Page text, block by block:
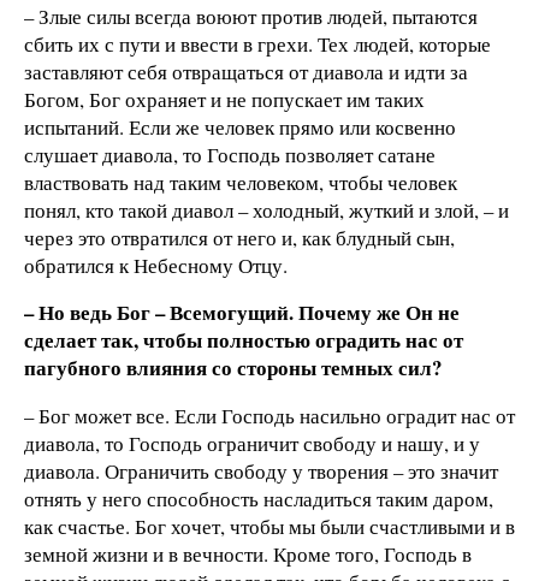
– Злые силы всегда воюют против людей, пытаются
сбить их с пути и ввести в грехи. Тех людей, которые
заставляют себя отвращаться от диавола и идти за
Богом, Бог охраняет и не попускает им таких
испытаний. Если же человек прямо или косвенно
слушает диавола, то Господь позволяет сатане
властвовать над таким человеком, чтобы человек
понял, кто такой диавол – холодный, жуткий и злой, – и
через это отвратился от него и, как блудный сын,
обратился к Небесному Отцу.
– Но ведь Бог – Всемогущий. Почему же Он не
сделает так, чтобы полностью оградить нас от
пагубного влияния со стороны темных сил?
– Бог может все. Если Господь насильно оградит нас от
диавола, то Господь ограничит свободу и нашу, и у
диавола. Ограничить свободу у творения – это значит
отнять у него способность насладиться таким даром,
как счастье. Бог хочет, чтобы мы были счастливыми и в
земной жизни и в вечности. Кроме того, Господь в